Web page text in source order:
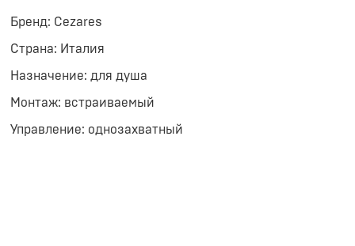
Бренд: Cezares
Страна: Италия
Назначение: для душа
Монтаж: встраиваемый
Управление: однозахватный